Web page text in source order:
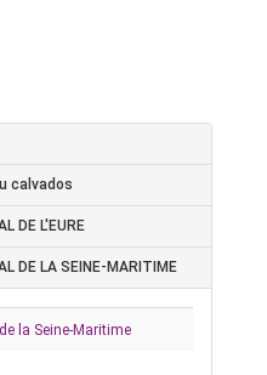
calvados
DE L'EURE
DE LA SEINE-MARITIME
la Seine-Maritime